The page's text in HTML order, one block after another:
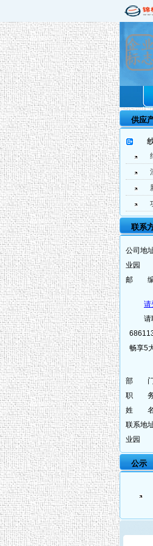
供应
联系
公司地
业园
邮 编
请
请联
畅享5
部 门
职 务
姓 名
联系地
业园
公示